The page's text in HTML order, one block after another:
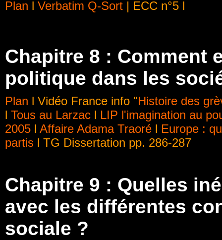
Plan l Verbatim Q-Sort | ECC n°5 l
Chapitre 8 : Comment
politique dans les
Plan l Vidéo France info "Histoire des
l Tous au Larzac l LIP l'imagination au
2005 l Affaire Adama Traoré l Europe :
partis l TG Dissertation pp. 286-287
Chapitre 9 : Quelles
avec les différentes
sociale ?